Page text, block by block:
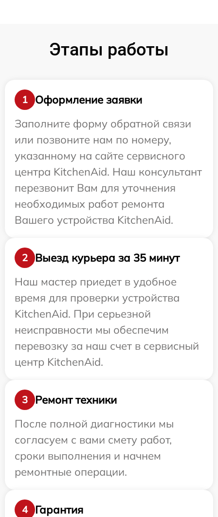
Этапы работы
1
Оформление заявки
Заполните форму обратной связи
или позвоните нам по номеру,
указанному на сайте сервисного
центра KitchenAid. Наш консультант
перезвонит Вам для уточнения
необходимых работ ремонта
Вашего устройства KitchenAid.
2
Выезд курьера за 35 минут
Наш мастер приедет в удобное
время для проверки устройства
KitchenAid. При серьезной
неисправности мы обеспечим
перевозку за наш счет в сервисный
центр KitchenAid.
3
Ремонт техники
После полной диагностики мы
согласуем с вами смету работ,
сроки выполнения и начнем
ремонтные операции.
4 Гарантия